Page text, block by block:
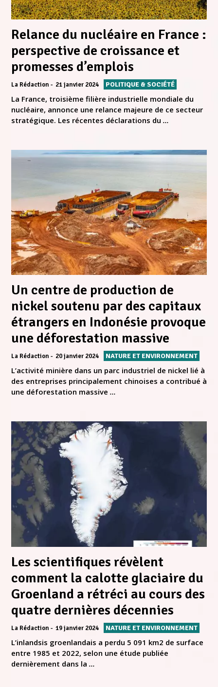
Relance du nucléaire en France :
perspective de croissance et
promesses d’emplois
La Rédaction 21 janvier 2024 POLITIQUE & SOCIÉTÉ
La France, troisième filière industrielle mondiale du
nucléaire, annonce une relance majeure de ce secteur
stratégique. Les récentes déclarations du ...
Un centre de production de
nickel soutenu par des capitaux
étrangers en Indonésie provoque
une déforestation massive
La Rédaction 20 janvier 2024 NATURE ET ENVIRONNEMENT
L’activité minière dans un parc industriel de nickel lié à
des entreprises principalement chinoises a contribué à
une déforestation massive ...
Les scientifiques révèlent
comment la calotte glaciaire du
Groenland a rétréci au cours des
quatre dernières décennies
La Rédaction 19 janvier 2024 NATURE ET ENVIRONNEMENT
L’inlandsis groenlandais a perdu 5 091 km2 de surface
entre 1985 et 2022, selon une étude publiée
dernièrement dans la ...